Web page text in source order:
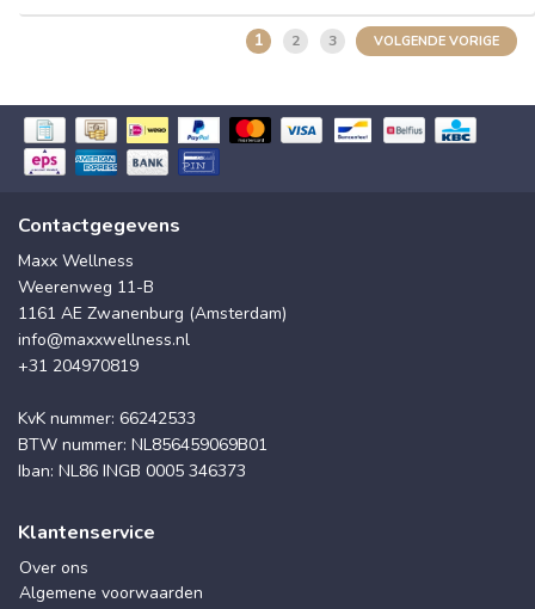
1 2 3 VOLGENDE VORIGE
Contactgegevens
Maxx Wellness
Weerenweg 11-B
1161 AE Zwanenburg (Amsterdam)
info@maxxwellness.nl
+31 204970819
KvK nummer: 66242533
BTW nummer: NL856459069B01
Iban: NL86 INGB 0005 346373
Klantenservice
Over ons
Algemene voorwaarden